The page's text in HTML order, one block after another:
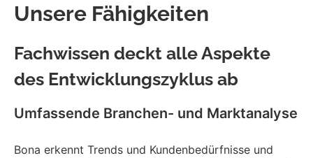
Unsere Fähigkeiten
Fachwissen deckt alle Aspekte
des Entwicklungszyklus ab
Umfassende Branchen- und Marktanalyse
Bona erkennt Trends und Kundenbedürfnisse und